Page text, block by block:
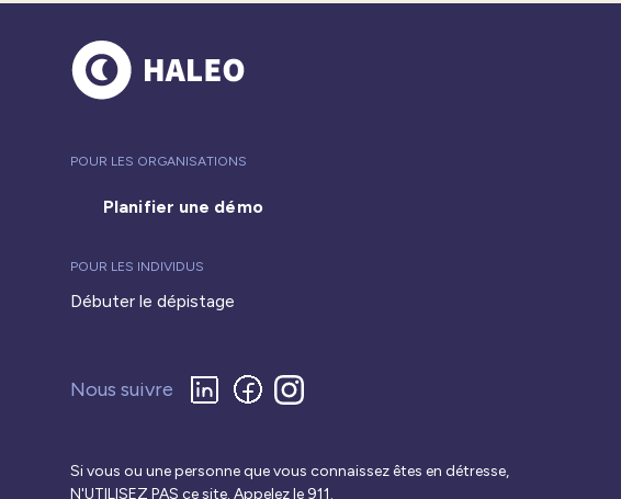
POUR LES ORGANISATIONS
Planifier une démo
POUR LES INDIVIDUS
Débuter le dépistage
Nous suivre
Si vous ou une personne que vous connaissez êtes en détresse,
N'UTILISEZ PAS ce site. Appelez le 911.